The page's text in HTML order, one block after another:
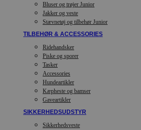
Bluser og trøjer Junior
Jakker og veste
Stævnetøj og tilbehør Junior
TILBEHØR & ACCESSORIES
Ridehandsker
Piske og sporer
Tasker
Accessories
Hundeartikler
Kæpheste og bamser
Gaveartikler
SIKKERHEDSUDSTYR
Sikkerhedsveste